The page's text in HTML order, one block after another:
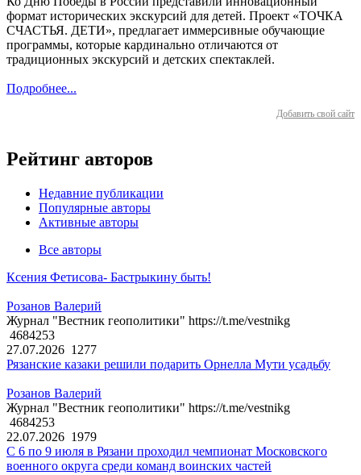
формат исторических экскурсий для детей. Проект «ТОЧКА
СЧАСТЬЯ. ДЕТИ», предлагает иммерсивные обучающие
программы, которые кардинально отличаются от
традиционных экскурсий и детских спектаклей.
Подробнее...
Добавить свой сайт
Рейтинг авторов
Недавние публикации
Популярные авторы
Активные авторы
Все авторы
Ксения Фетисова- Бастрыкину быть!
Розанов Валерий
Журнал "Вестник геополитики" https://t.me/vestnikg
4684253
27.07.2026 1277
Рязанские казаки решили подарить Орнелла Мути усадьбу
Розанов Валерий
Журнал "Вестник геополитики" https://t.me/vestnikg
4684253
22.07.2026 1979
С 6 по 9 июля в Рязани проходил чемпионат Московского
военного округа среди команд воинских частей